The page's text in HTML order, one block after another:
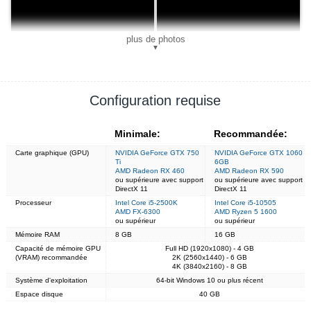
plus de photos
▼
Configuration requise
Minimale: Recommandée:
Carte graphique (GPU)
NVIDIA GeForce GTX 750
Ti
AMD Radeon RX 460
ou supérieure avec support
DirectX 11
NVIDIA GeForce GTX 1060
6GB
AMD Radeon RX 590
ou supérieure avec support
DirectX 11
Processeur
Intel Core i5-2500K
AMD FX-6300
ou supérieur
Intel Core i5-10505
AMD Ryzen 5 1600
ou supérieur
Mémoire RAM
8 GB
16 GB
Capacité de mémoire GPU
(VRAM) recommandée
Full HD (1920x1080) - 4 GB
2K (2560x1440) - 6 GB
4K (3840x2160) - 8 GB
Système d'exploitation
64-bit Windows 10 ou plus récent
Espace disque
40 GB